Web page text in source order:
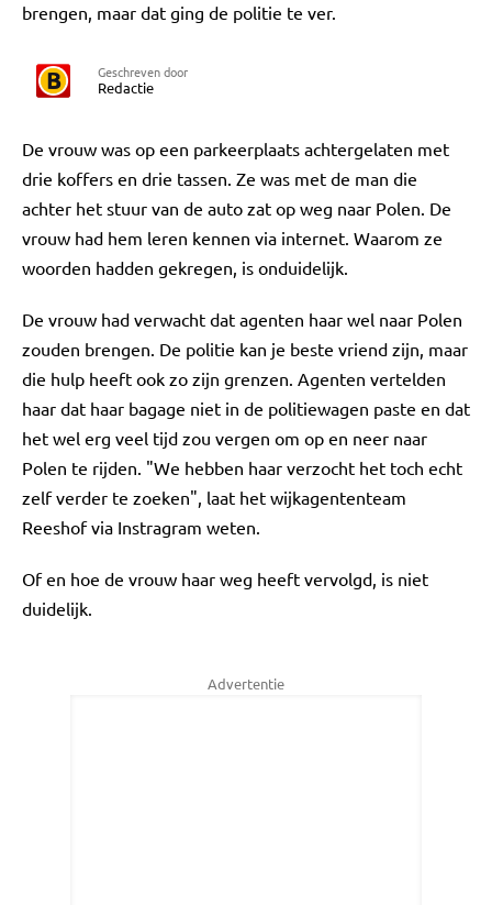
brengen, maar dat ging de politie te ver.
Geschreven door
Redactie
De vrouw was op een parkeerplaats achtergelaten met
drie koffers en drie tassen. Ze was met de man die
achter het stuur van de auto zat op weg naar Polen. De
vrouw had hem leren kennen via internet. Waarom ze
woorden hadden gekregen, is onduidelijk.
De vrouw had verwacht dat agenten haar wel naar Polen
zouden brengen. De politie kan je beste vriend zijn, maar
die hulp heeft ook zo zijn grenzen. Agenten vertelden
haar dat haar bagage niet in de politiewagen paste en dat
het wel erg veel tijd zou vergen om op en neer naar
Polen te rijden. "We hebben haar verzocht het toch echt
zelf verder te zoeken", laat het wijkagententeam
Reeshof via Instragram weten.
Of en hoe de vrouw haar weg heeft vervolgd, is niet
duidelijk.
Advertentie